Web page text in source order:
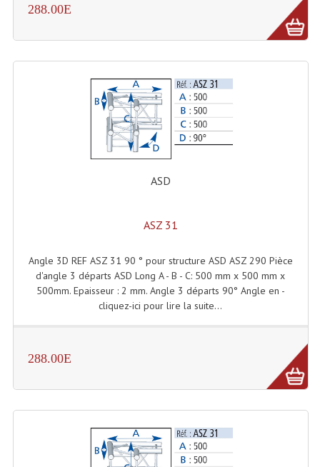
Public-Adress
Amplificateurs (L 100v)
Enceintes Encastrables Ligne 100V 4-8 Ohm
Enceintes Murales (Ligne 100V 16 - 8 Ohm)
Hp À Chambre De Compression
Projecteurs De Son
Sono: Conférences Securité Visite Guidée
Système De Conférence
Sonorisation Securité EN-54
288.00E
ASD
ASZ 31
Angle 3D REF ASZ 31 90 ° pour structure ASD ASZ 290 Pièce
d'angle 3 départs ASD Long A - B - C: 500 mm x 500 mm x
500mm. Epaisseur : 2 mm. Angle 3 départs 90° Angle en -
cliquez-ici pour lire la suite...
288.00E